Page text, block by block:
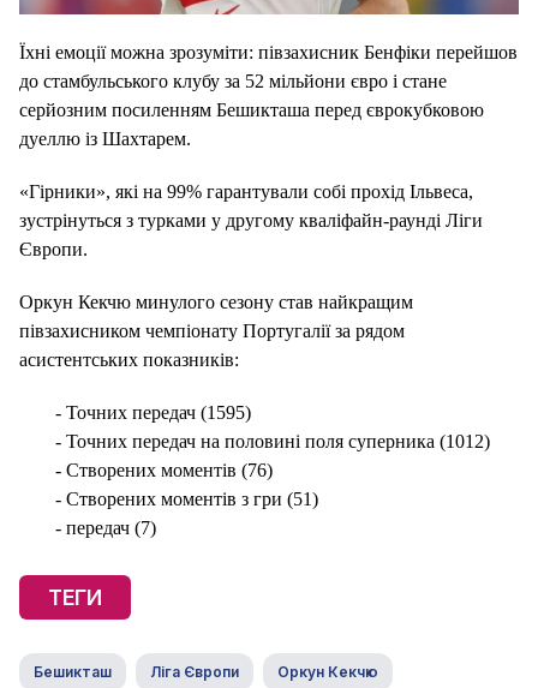
Їхні емоції можна зрозуміти: півзахисник Бенфіки перейшов
до стамбульського клубу за 52 мільйони євро і стане
серйозним посиленням Бешикташа перед єврокубковою
дуеллю із Шахтарем.
«Гірники», які на 99% гарантували собі прохід Ільвеса,
зустрінуться з турками у другому кваліфайн-раунді Ліги
Європи.
Оркун Кекчю минулого сезону став найкращим
півзахисником чемпіонату Португалії за рядом
асистентських показників:
- Точних передач (1595)
- Точних передач на половині поля суперника (1012)
- Створених моментів (76)
- Створених моментів з гри (51)
- передач (7)
ТЕГИ
Бешикташ Ліга Європи Оркун Кекчю